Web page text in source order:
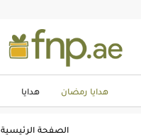
هدايا رمضان هدايا
الصفحة الرئيسية